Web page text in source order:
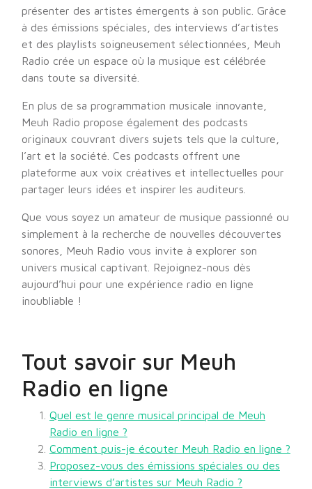
présenter des artistes émergents à son public. Grâce
à des émissions spéciales, des interviews d’artistes
et des playlists soigneusement sélectionnées, Meuh
Radio crée un espace où la musique est célébrée
dans toute sa diversité.
En plus de sa programmation musicale innovante,
Meuh Radio propose également des podcasts
originaux couvrant divers sujets tels que la culture,
l’art et la société. Ces podcasts offrent une
plateforme aux voix créatives et intellectuelles pour
partager leurs idées et inspirer les auditeurs.
Que vous soyez un amateur de musique passionné ou
simplement à la recherche de nouvelles découvertes
sonores, Meuh Radio vous invite à explorer son
univers musical captivant. Rejoignez-nous dès
aujourd’hui pour une expérience radio en ligne
inoubliable !
Tout savoir sur Meuh
Radio en ligne
Quel est le genre musical principal de Meuh
Radio en ligne ?
Comment puis-je écouter Meuh Radio en ligne ?
Proposez-vous des émissions spéciales ou des
interviews d’artistes sur Meuh Radio ?